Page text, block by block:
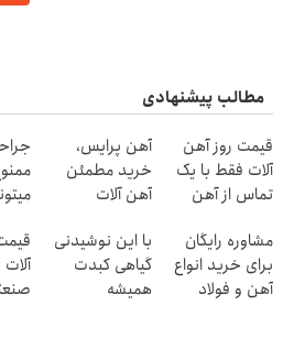
مطالب پیشنهادی
قیمت روز آهن
آلات فقط با یک
تماس از آهن
آهن پرایس،
خرید مطمئن
آهن آلات
کنی!
مشاوره رایگان
برای خرید انواع
آهن و فولاد
با این نوشیدنی
گیاهی کبدت
همیشه